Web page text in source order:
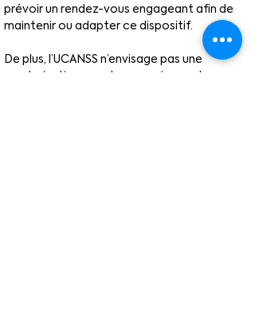
prévoir un rendez-vous engageant afin de
maintenir ou adapter ce dispositif.
De plus, l’UCANSS n’envisage pas une
revalorisation pour les organismes de